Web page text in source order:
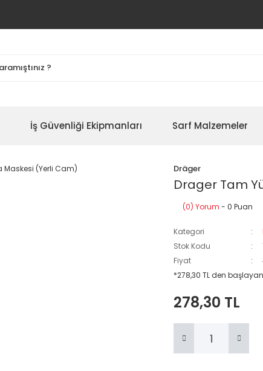
İş Güvenliği Ekipmanları Sarf Malzemeler
Dräger
Drager Tam
(0) Yorum - 0 Puan
Kategori
Stok Kodu
Fiyat
*278,30 TL den
278,30 TL